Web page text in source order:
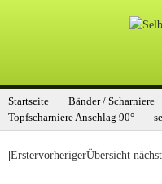
Startseite Bänder / Scharniere
Topfscharniere Anschlag 90°
|ErstervorherigerÜbersicht